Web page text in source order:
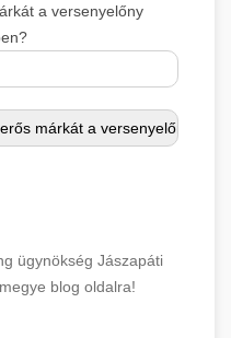
a versenyelőny
ügynökség Jászapáti
blog oldalra!